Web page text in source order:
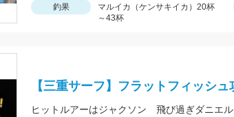
釣果
マルイカ（ケンサキイカ）20杯
～43杯
【三重サーフ】フラットフィッシ
ヒットルアーはジャクソン 飛び過ぎダニエル